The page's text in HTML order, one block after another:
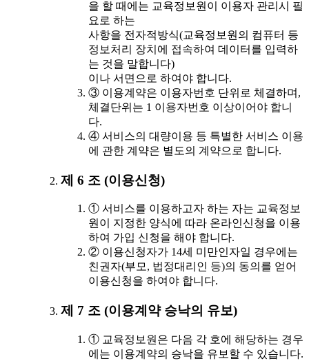
을 할 때에는 교육정보원이 이용자 관리시 필
요로 하는
사항을 전자적방식(교육정보원의 컴퓨터 등
정보처리 장치에 접속하여 데이터를 입력하
는 것을 말합니다)
이나 서면으로 하여야 합니다.
③ 이용계약은 이용자번호 단위로 체결하며,
체결단위는 1 이용자번호 이상이어야 합니
다.
④ 서비스의 대량이용 등 특별한 서비스 이용
에 관한 계약은 별도의 계약으로 합니다.
제 6 조 (이용신청)
① 서비스를 이용하고자 하는 자는 교육정보
원이 지정한 양식에 따라 온라인신청을 이용
하여 가입 신청을 해야 합니다.
② 이용신청자가 14세 미만인자일 경우에는
친권자(부모, 법정대리인 등)의 동의를 얻어
이용신청을 하여야 합니다.
제 7 조 (이용계약 승낙의 유보)
① 교육정보원은 다음 각 호에 해당하는 경우
에는 이용계약의 승낙을 유보할 수 있습니다.